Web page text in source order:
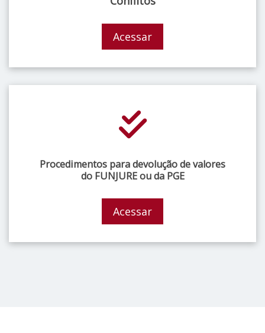
Acessar
Procedimentos para devolução de valores
do FUNJURE ou da PGE
Acessar